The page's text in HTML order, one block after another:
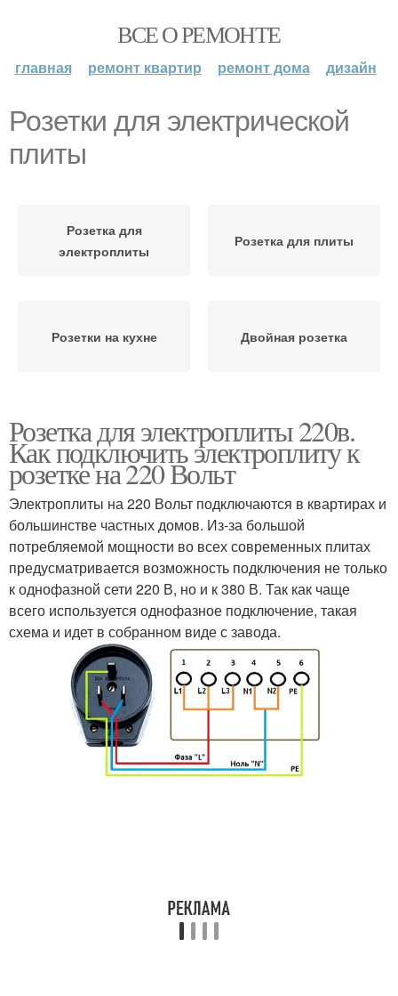
ВСЕ О РЕМОНТЕ
главная ремонт квартир ремонт дома дизайн
Розетки для электрической
плиты
Розетка для
электроплиты
Розетка для плиты
Розетки на кухне Двойная розетка
Розетка для электроплиты 220в.
Как подключить электроплиту к
розетке на 220 Вольт
Электроплиты на 220 Вольт подключаются в квартирах и
большинстве частных домов. Из-за большой
потребляемой мощности во всех современных плитах
предусматривается возможность подключения не только
к однофазной сети 220 В, но и к 380 В. Так как чаще
всего используется однофазное подключение, такая
схема и идет в собранном виде с завода.